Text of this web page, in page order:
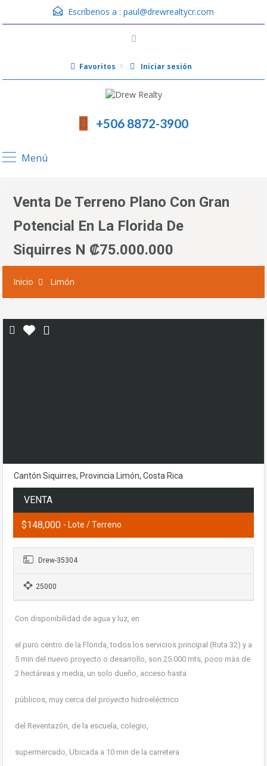
Escríbenos a : paul@drewrealtycr.com
Favoritos Iniciar sesión
+506 8872-3900
Menú
Venta De Terreno Plano Con Gran
Potencial En La Florida De
Siquirres N ₡75.000.000
Inicio Limón
Cantón Siquirres, Provincia Limón, Costa Rica
VENTA
$148,000 - Lote / Terreno
Drew-35304
25000
Con disponibilidad de agua y luz, en
el puro centro de la Florida, todos los servicios principal (Ruta 32) y a
5 min del nuevo proyecto o desarrollo, son 25.000 mts, poco más de
2 hectáreas y media, un solo dueño, acceso hasta
públicos, muy cerca del proyecto hidroeléctrico
del Reventazón, de la escuela, colegio,
supermercado, Ubicada a 10 min de la carretera